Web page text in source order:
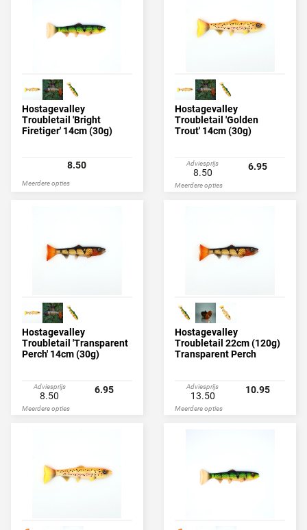
Hostagevalley
Troubletail 'Bright
Firetiger' 14cm (30g)
8.50
Meerdere opties
Hostagevalley
Troubletail 'Golden
Trout' 14cm (30g)
Adviesprijs
8.50
6.95
Meerdere opties
Hostagevalley
Troubletail 'Transparent
Perch' 14cm (30g)
Adviesprijs
8.50
6.95
Meerdere opties
Hostagevalley
Troubletail 22cm (120g)
Transparent Perch
Adviesprijs
13.50
10.95
Meerdere opties